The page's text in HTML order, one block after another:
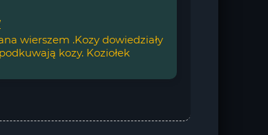
wierszem .Kozy dowiedziały
kozy. Koziołek